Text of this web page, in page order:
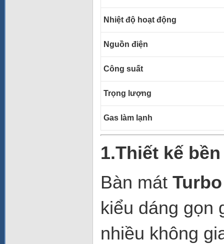
Nhiệt độ hoạt động
Nguồn điện
Công suất
Trọng lượng
Gas làm lạnh
1.Thiết kế
Bàn mát
kiểu dáng gọn
nhiều không